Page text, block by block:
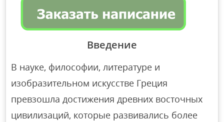
Введение
В науке, философии, литературе и
изобразительном искусстве Греция
превзошла достижения древних восточных
цивилизаций, которые развивались более